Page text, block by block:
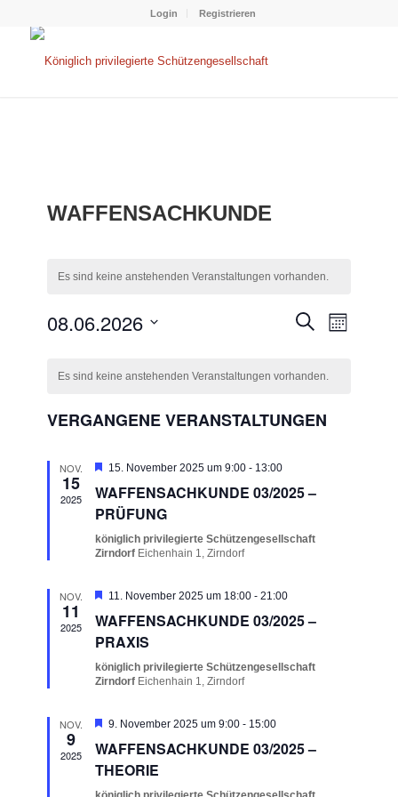
Login Registrieren
WAFFENSACHKUNDE
Es sind keine anstehenden Veranstaltungen vorhanden.
UND
Suche
Monat
08.06.2026
VON
VERANSTALTUNGEN
Es sind keine anstehenden Veranstaltungen vorhanden.
VERGANGENE VERANSTALTUNGEN
NOV.
15
2025
Hervorgehoben
15. November 2025 um 9:00 - 13:00
WAFFENSACHKUNDE 03/2025 –
PRÜFUNG
königlich privilegierte Schützengesellschaft
Zirndorf Eichenhain 1, Zirndorf
NOV.
11
2025
Hervorgehoben
11. November 2025 um 18:00 -21:00
WAFFENSACHKUNDE 03/2025 –
PRAXIS
königlich privilegierte Schützengesellschaft
Zirndorf Eichenhain 1, Zirndorf
NOV.
9
2025
Hervorgehoben
9. November 2025 um 9:00 - 15:00
WAFFENSACHKUNDE 03/2025 –
THEORIE